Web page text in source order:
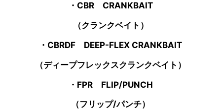
・CBR CRANKBAIT
（クランクベイト）
・CBRDF DEEP-FLEX CRANKBAIT
（ディープフレックスクランクベイト）
・FPR FLIP/PUNCH
（フリップ/パンチ）